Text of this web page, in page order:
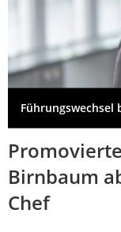
Führungswechsel
Birnbaum
Chef